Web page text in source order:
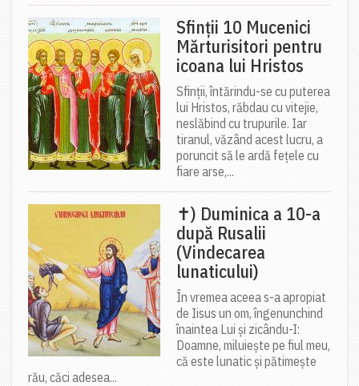
Sfinții 10 Mucenici
Mărturisitori pentru
icoana lui Hristos
Sfinții, întărindu-se cu puterea
lui Hristos, răbdau cu vitejie,
neslăbind cu trupurile. Iar
tiranul, văzând acest lucru, a
poruncit să le ardă fețele cu
fiare arse,...
✝) Duminica a 10-a
după Rusalii
(Vindecarea
lunaticului)
În vremea aceea s-a apropiat
de Iisus un om, îngenunchind
înaintea Lui și zicându-I:
Doamne, miluiește pe fiul meu,
că este lunatic și pătimește
rău, căci adesea...